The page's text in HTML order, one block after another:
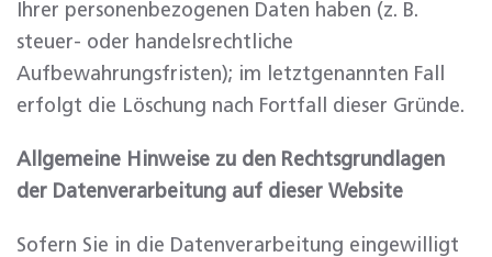
Ihrer personenbezogenen Daten haben (z. B.
steuer- oder handelsrechtliche
Aufbewahrungsfristen); im letztgenannten Fall
erfolgt die Löschung nach Fortfall dieser Gründe.
Allgemeine Hinweise zu den Rechtsgrundlagen
der Datenverarbeitung auf dieser Website
Sofern Sie in die Datenverarbeitung eingewilligt